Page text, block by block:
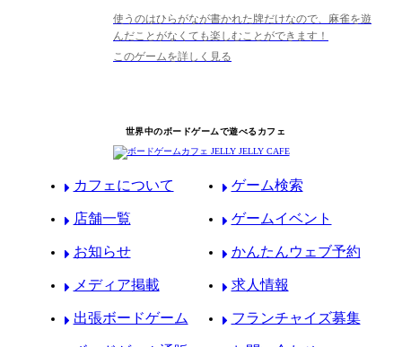
使うのはひらがなが書かれた牌だけなので、麻雀を遊
んだことがなくても楽しむことができます！
このゲームを詳しく見る
世界中のボードゲームで遊べるカフェ
カフェについて ゲーム検索
店舗一覧 ゲームイベント
お知らせ かんたんウェブ予約
メディア掲載 求人情報
出張ボードゲーム フランチャイズ募集